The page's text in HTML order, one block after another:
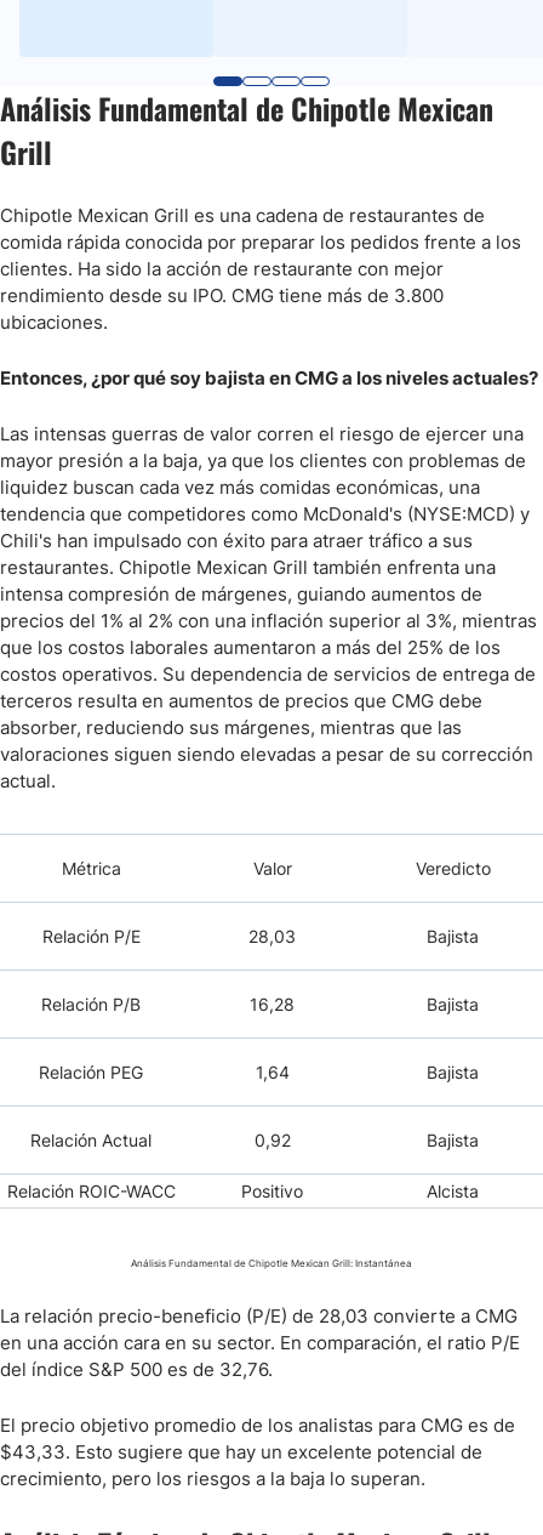
Análisis Fundamental de Chipotle Mexican
Grill
Chipotle Mexican Grill es una cadena de restaurantes de
comida rápida conocida por preparar los pedidos frente a los
clientes. Ha sido la acción de restaurante con mejor
rendimiento desde su IPO. CMG tiene más de 3.800
ubicaciones.
Entonces, ¿por qué soy bajista en CMG a los niveles actuales?
Las intensas guerras de valor corren el riesgo de ejercer una
mayor presión a la baja, ya que los clientes con problemas de
liquidez buscan cada vez más comidas económicas, una
tendencia que competidores como McDonald's (NYSE:MCD) y
Chili's han impulsado con éxito para atraer tráfico a sus
restaurantes. Chipotle Mexican Grill también enfrenta una
intensa compresión de márgenes, guiando aumentos de
precios del 1% al 2% con una inflación superior al 3%, mientras
que los costos laborales aumentaron a más del 25% de los
costos operativos. Su dependencia de servicios de entrega de
terceros resulta en aumentos de precios que CMG debe
absorber, reduciendo sus márgenes, mientras que las
valoraciones siguen siendo elevadas a pesar de su corrección
actual.
Métrica Valor Veredicto
Relación P/E 28,03 Bajista
Relación P/B 16,28 Bajista
Relación PEG 1,64 Bajista
Relación Actual 0,92 Bajista
Relación ROIC-WACC Positivo Alcista
Análisis Fundamental de Chipotle Mexican Grill: Instantánea
La relación precio-beneficio (P/E) de 28,03 convierte a CMG
en una acción cara en su sector. En comparación, el ratio P/E
del índice S&P 500 es de 32,76.
El precio objetivo promedio de los analistas para CMG es de
$43,33. Esto sugiere que hay un excelente potencial de
crecimiento, pero los riesgos a la baja lo superan.